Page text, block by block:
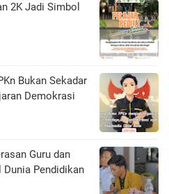
2K Jadi Simbol
Bukan Sekadar
Demokrasi
Guru dan
Pendidikan